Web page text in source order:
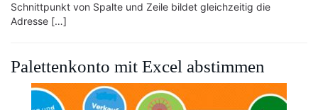
Schnittpunkt von Spalte und Zeile bildet gleichzeitig die
Adresse […]
Palettenkonto mit Excel abstimmen